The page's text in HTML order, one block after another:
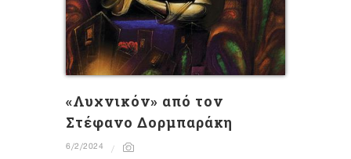
«Λυχνικόν» από τον
Στέφανο Δορμπαράκη
6/2/2024